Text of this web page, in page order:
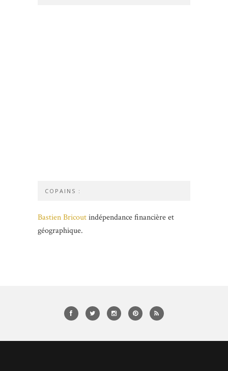
COPAINS :
Bastien Bricoutindépendance financière et
géographique.